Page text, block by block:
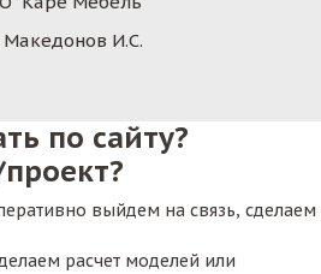
И.С.
по сайту?
выйдем на связь, сделаем
расчет моделей или